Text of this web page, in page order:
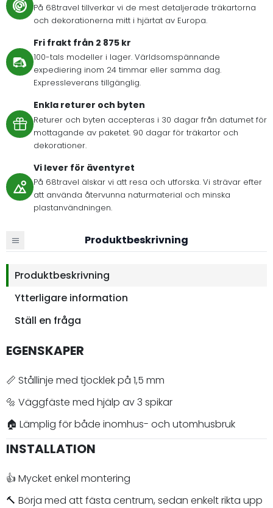
På 68travel tillverkar vi de mest detaljerade träkartorna
och dekorationerna mitt i hjärtat av Europa.
Fri frakt från 2 875 kr
100-tals modeller i lager. Världsomspännande
expediering inom 24 timmar eller samma dag.
Expressleverans tillgänglig.
Enkla returer och byten
Returer och byten accepteras i 30 dagar från datumet för
mottagande av paketet. 90 dagar för träkartor och
dekorationer.
Vi lever för äventyret
På 68travel älskar vi att resa och utforska. Vi strävar efter
att använda återvunna naturmaterial och minska
plastanvändningen.
Produktbeskrivning
Produktbeskrivning
Ytterligare information
Ställ en fråga
EGENSKAPER
📏 Stållinje med tjocklek på 1,5 mm
🔩 Väggfäste med hjälp av 3 spikar
🏠 Lämplig för både inomhus- och utomhusbruk
INSTALLATION
👍 Mycket enkel montering
🔨 Börja med att fästa centrum, sedan enkelt rikta upp